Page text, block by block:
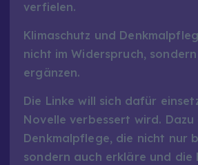
verfielen.
Klimaschutz und
nicht im Widerspruch,
ergänzen.
Die Linke will sich dafür
Novelle verbessert wird.
Denkmalpflege, die nicht nur
sondern auch erkläre und die